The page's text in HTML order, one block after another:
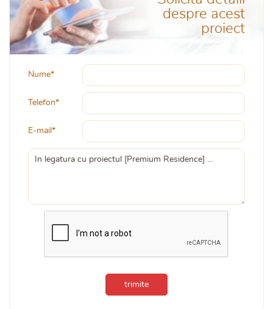
despre acest
proiect
Nume*
Telefon*
E-mail*
trimite